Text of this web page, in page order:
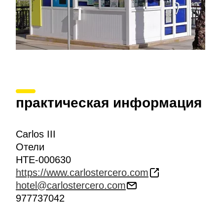
практическая информация
Carlos III
Отели
HTE-000630
https://www.carlostercero.com
hotel@carlostercero.com
977737042